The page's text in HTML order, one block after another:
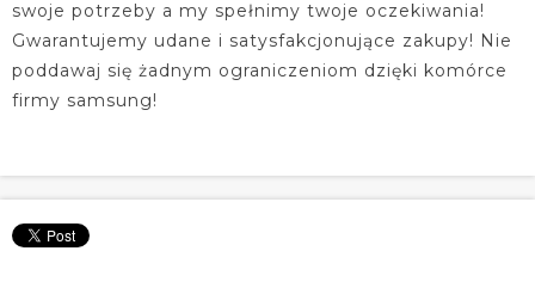
swoje potrzeby a my spełnimy twoje oczekiwania!
Gwarantujemy udane i satysfakcjonujące zakupy! Nie
poddawaj się żadnym ograniczeniom dzięki komórce
firmy samsung!